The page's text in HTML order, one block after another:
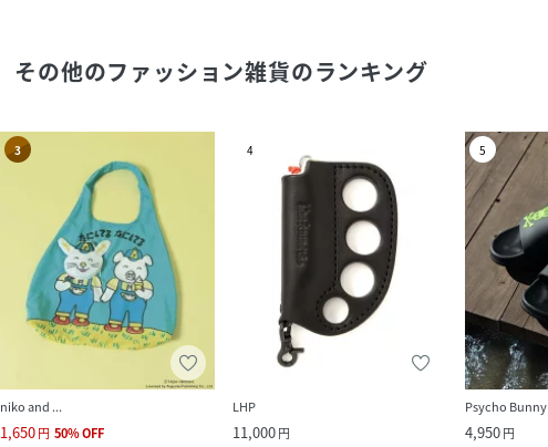
その他のファッション雑貨のランキング
3
niko and ...
1,650円 50%OFF
4
LHP
11,000円
5
Psycho Bunny
4,950円